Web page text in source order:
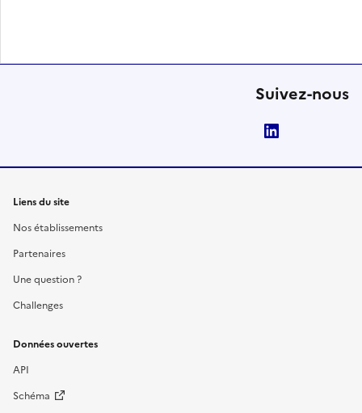
Suivez-nous
Liens du site
Nos établissements
Partenaires
Une question ?
Challenges
Données ouvertes
API
Schéma